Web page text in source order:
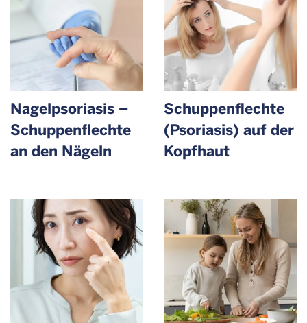
Nagelpsoriasis –
Schuppen­flechte
an den Nägeln
Schuppen­flechte
(Psoriasis) auf der
Kopfhaut